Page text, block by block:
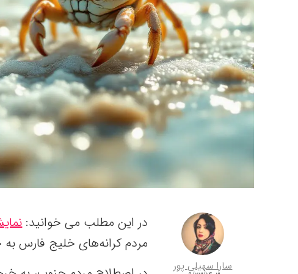
سارا سهیلی پور
در این مطلب می خوانید:
مردم کرانه‌های خلیج‌ فارس